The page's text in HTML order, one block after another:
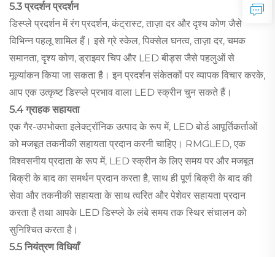
5.3 प्रदर्शन प्रदर्शन
डिस्प्ले प्रदर्शन में रंग प्रदर्शन, कंट्रास्ट, ताज़ा दर और दृश्य कोण जैसे
विभिन्न पहलू शामिल हैं। इसे ग्रे स्केल, पिक्सेल घनत्व, ताज़ा दर, चमक
समानता, दृश्य कोण, ड्राइवर चिप और LED बीड्स जैसे पहलुओं से
मूल्यांकन किया जा सकता है। इन प्रदर्शन संकेतकों पर व्यापक विचार करके,
आप एक उत्कृष्ट डिस्प्ले प्रभाव वाला LED स्क्रीन चुन सकते हैं।
5.4 ग्राहक सहायता
एक गैर-उपभोक्ता इलेक्ट्रॉनिक उत्पाद के रूप में, LED बोर्ड आपूर्तिकर्ताओं
को मजबूत तकनीकी सहायता प्रदान करनी चाहिए। RMGLED, एक
विश्वसनीय प्रदाता के रूप में, LED स्क्रीन के लिए समय पर और मजबूत
बिक्री के बाद का समर्थन प्रदान करता है, साथ ही पूर्ण बिक्री के बाद की
सेवा और तकनीकी सहायता के साथ त्वरित और पेशेवर सहायता प्रदान
करता है तथा आपके LED डिस्प्ले के लंबे समय तक स्थिर संचालन को
सुनिश्चित करता है।
5.5 नियंत्रण विधियाँ